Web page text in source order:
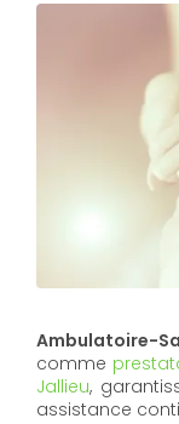
Ambulatoire-
comme
Jallieu,
assistance